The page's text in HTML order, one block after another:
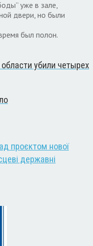
уже в зале,
двери, но были
был полон.
убили четырех
проєктом нової
державні